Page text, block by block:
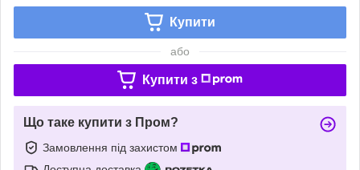
Купити
або
Купити з
Що таке купити з Пром?
Замовлення під захистом